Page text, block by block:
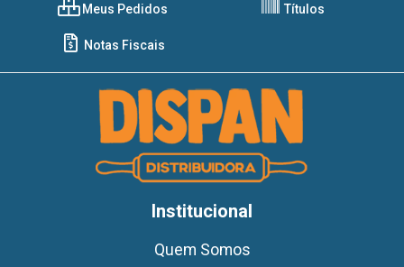
Meus Pedidos Títulos
Notas Fiscais
Institucional
Quem Somos